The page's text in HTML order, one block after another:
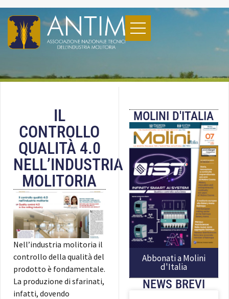
IL
CONTROLLO
QUALITÀ 4.0
NELL’INDUSTRIA
MOLITORIA
Nell’industria molitoria il
controllo della qualità del
prodotto è fondamentale.
La produzione di sfarinati,
infatti, dovendo
MOLINI D'ITALIA
Abbonati a Molini
d'Italia
NEWS BREVI